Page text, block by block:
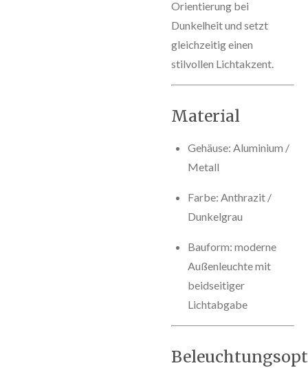
Orientierung bei
Dunkelheit und setzt
gleichzeitig einen
stilvollen Lichtakzent.
Material
Gehäuse: Aluminium /
Metall
Farbe: Anthrazit /
Dunkelgrau
Bauform: moderne
Außenleuchte mit
beidseitiger
Lichtabgabe